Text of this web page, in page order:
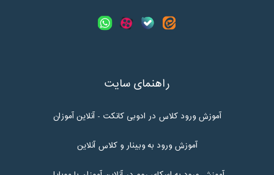
راهنمای سایت
آموزش ورود کلاس در ادوبی کانکت - آنلاین آموزان
آموزش ورود به وبینار و کلاس آنلاین